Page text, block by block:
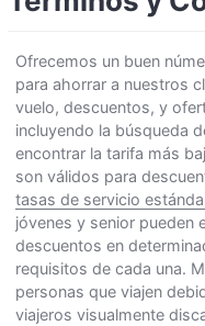
Ofrecemos un buen
para ahorrar a nuestros
vuelo, descuentos, y
incluyendo la búsqueda
encontrar la tarifa más
son válidos para
tasas de servicio
jóvenes y senior pueden
descuentos en
requisitos de cada una.
personas que viajen
viajeros visualmente